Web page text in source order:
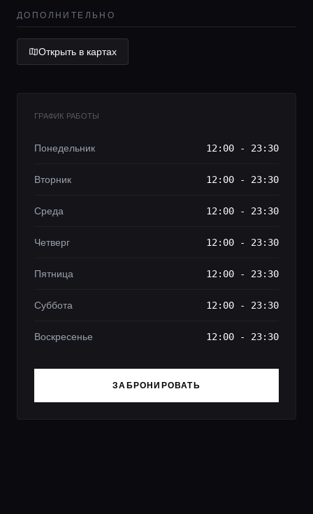
Lifestyle журнал
ДОПОЛНИТЕЛЬНО
Открыть в картах
ГРАФИК РАБОТЫ
Понедельник 12:00 - 23:30
Вторник 12:00 - 23:30
Среда 12:00 - 23:30
Четверг 12:00 - 23:30
Пятница 12:00 - 23:30
Суббота 12:00 - 23:30
Воскресенье 12:00 - 23:30
ЗАБРОНИРОВАТЬ